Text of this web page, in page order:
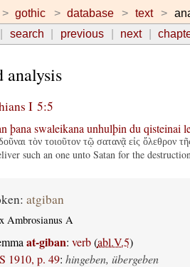
gothic database text
search previous next
analysis
I 5:5
þana swaleikana unhulþin du qisteinai
τὸν τοιοῦτον τῷ σατανᾷ εἰς ὄλεθρον
such an one unto Satan for the
atgiban
Ambrosianus A
at-giban: verb(abl.V.5)
1910, p. 49: hingeben, übergeben